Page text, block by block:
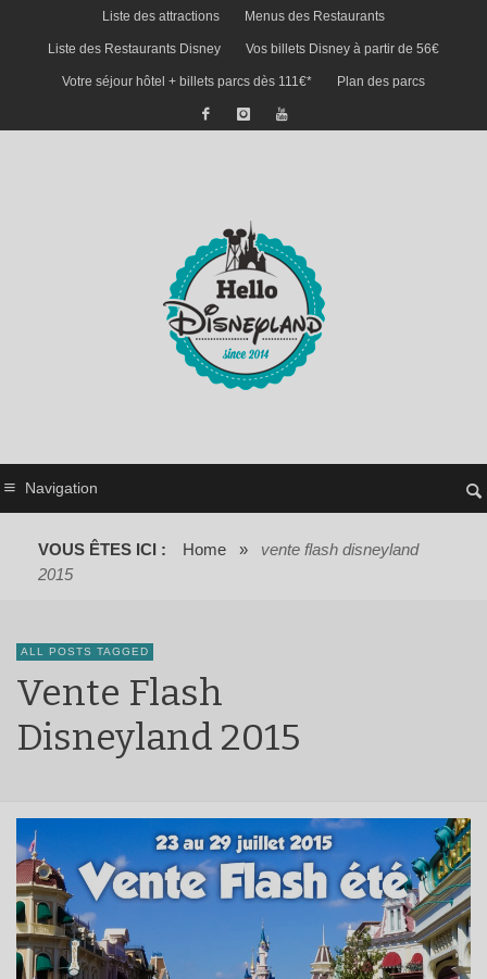
Liste des attractions Menus des Restaurants
Liste des Restaurants Disney Vos billets Disney à partir de 56€
Votre séjour hôtel + billets parcs dès 111€* Plan des parcs
Navigation
VOUS ÊTES ICI : Home »
vente flash disneyland
2015
ALL POSTS TAGGED
Vente Flash
Disneyland 2015